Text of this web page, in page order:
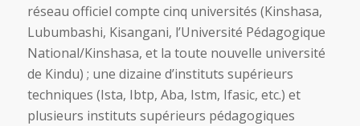
réseau officiel compte cinq universités (Kinshasa,
Lubumbashi, Kisangani, l’Université Pédagogique
National/Kinshasa, et la toute nouvelle université
de Kindu) ; une dizaine d’instituts supérieurs
techniques (Ista, Ibtp, Aba, Istm, Ifasic, etc.) et
plusieurs instituts supérieurs pédagogiques